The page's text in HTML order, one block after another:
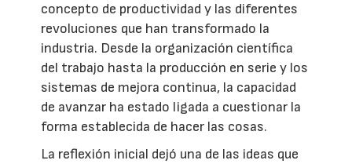
concepto de productividad y las diferentes
revoluciones que han transformado la
industria. Desde la organización científica
del trabajo hasta la producción en serie y los
sistemas de mejora continua, la capacidad
de avanzar ha estado ligada a cuestionar la
forma establecida de hacer las cosas.
La reflexión inicial dejó una de las ideas que